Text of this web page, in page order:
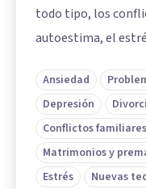
todo tipo, los
autoestima, el
Ansiedad
Depresión
Conflictos familiares
Matrimonios y
Estrés
Nuevas